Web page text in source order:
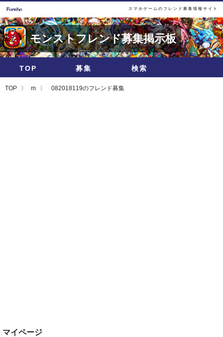
スマホゲームのフレンド募集情報サイト
モンストフレンド募集掲示板
TOP 募集 検索
TOP m 082018119のフレンド募集
マイページ